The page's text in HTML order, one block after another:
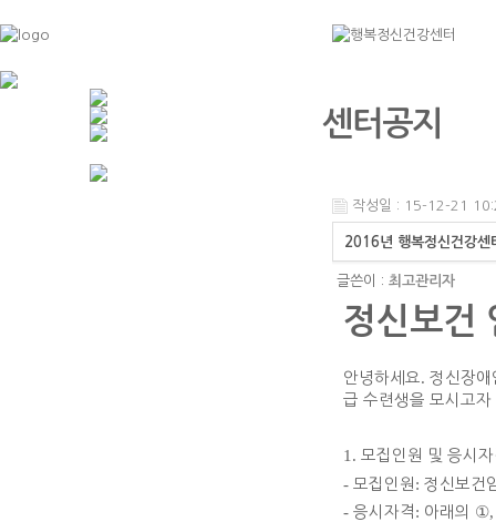
센터공지
작성일 : 15-12-21
2016년 행복정신건강센
글쓴이 : 최고관리자
정신보건
안녕하세요 . 정신장애
급 수련생을 모시고자
1. 모집인원 및 응시
- 모집인원 : 정신보건
- 응시자격 : 아래의 ①